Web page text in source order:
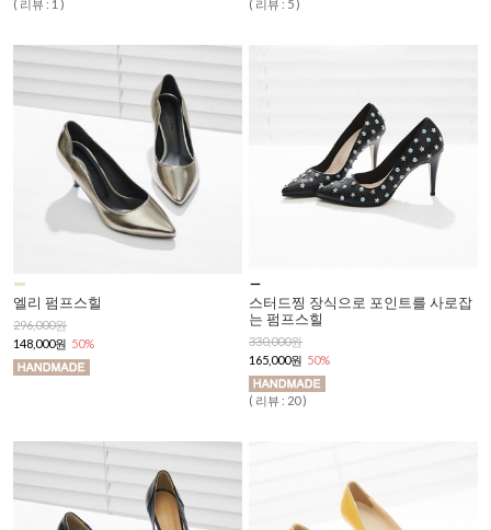
( 리뷰 : 1 ) ( 리뷰 : 5 )
엘리 펌프스힐
296,000원
148,000원 50%
스터드찡 장식으로 포인트를 사로잡
는 펌프스힐
330,000원
165,000원 50%
( 리뷰 : 20 )